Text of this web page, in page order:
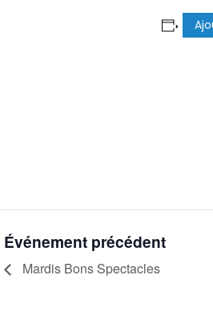
Événement précédent
Mardis Bons Spectacles